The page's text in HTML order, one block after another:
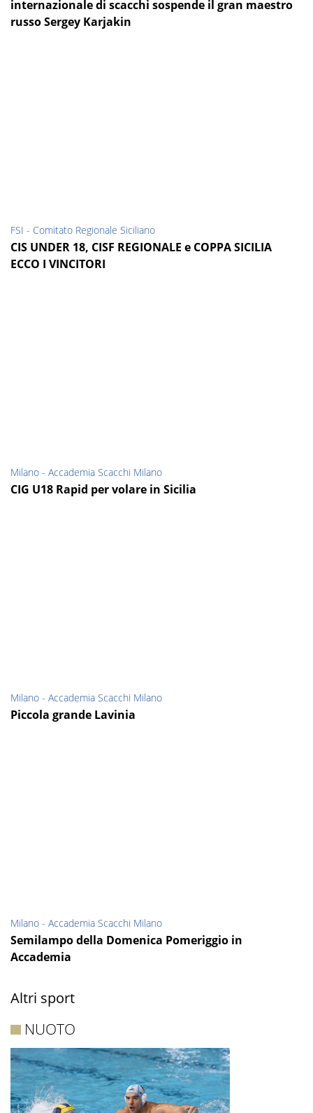
internazionale di scacchi sospende il gran maestro
russo Sergey Karjakin
FSI - Comitato Regionale Siciliano
CIS UNDER 18, CISF REGIONALE e COPPA SICILIA
ECCO I VINCITORI
Milano - Accademia Scacchi Milano
CIG U18 Rapid per volare in Sicilia
Milano - Accademia Scacchi Milano
Piccola grande Lavinia
Milano - Accademia Scacchi Milano
Semilampo della Domenica Pomeriggio in
Accademia
Altri sport
NUOTO